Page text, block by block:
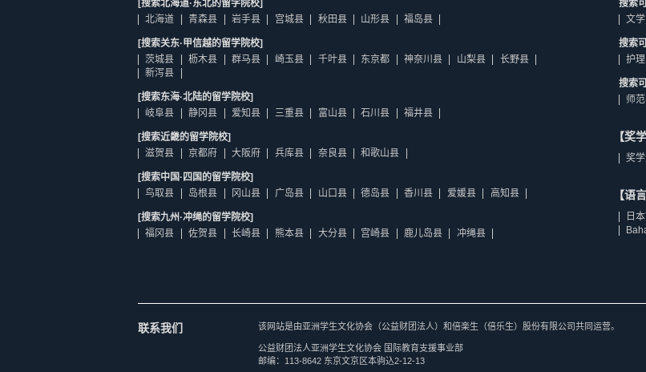
[搜索北海道·东北的留学院校]
北海道
青森县 岩手县 宫城县 秋田县 山形县 福岛县
[搜索关东·甲信越的留学院校]
茨城县
枥木县 群马县 崎玉县 千叶县 东京都 神奈川县 山梨县
长野县
新泻县
[搜索东海·北陆的留学院校]
岐阜县
静冈县 爱知县 三重县 富山县 石川县 福井县
[搜索近畿的留学院校]
滋贺县
京都府 大阪府 兵库县 奈良县 和歌山县
[搜索中国·四国的留学院校]
鸟取县
岛根县 冈山县 广岛县 山口县 德岛县 香川县 爱媛县 高知县
[搜索九州·冲绳的留学院校]
福冈县
佐贺县 长崎县 熊本县 大分县 宫崎县 鹿儿岛县 冲绳县
搜索
文学
搜索
护
搜索
师
【奖
奖
【语
日
联系我们 该网站是由亚洲学生文化协会（公益财团法人）和倍楽生（倍乐生）股份有限公司共同运营。
公益财团法人亚洲学生文化协会 国际教育支援事业部
邮编：113-8642 东京文京区本驹込2-12-13